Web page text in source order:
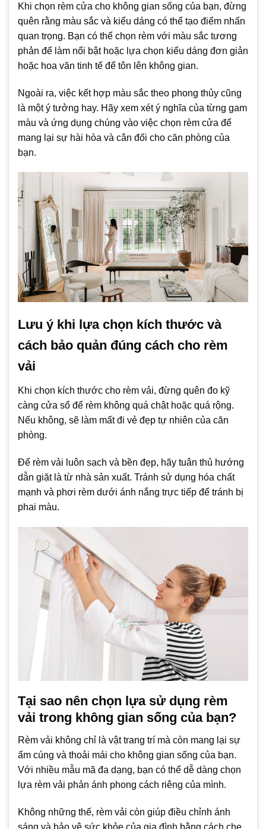
Khi chọn rèm cửa cho không gian sống của bạn, đừng
quên rằng màu sắc và kiểu dáng có thể tạo điểm nhấn
quan trọng. Bạn có thể chọn rèm với màu sắc tương
phản để làm nổi bật hoặc lựa chọn kiểu dáng đơn giản
hoặc hoa văn tinh tế để tôn lên không gian.
Ngoài ra, việc kết hợp màu sắc theo phong thủy cũng
là một ý tưởng hay. Hãy xem xét ý nghĩa của từng gam
màu và ứng dụng chúng vào việc chọn rèm cửa để
mang lại sự hài hòa và cân đối cho căn phòng của
bạn.
Lưu ý khi lựa chọn kích thước và
cách bảo quản đúng cách cho rèm
vải
Khi chọn kích thước cho rèm vải, đừng quên đo kỹ
càng cửa sổ để rèm không quá chật hoặc quá rộng.
Nếu không, sẽ làm mất đi vẻ đẹp tự nhiên của căn
phòng.
Để rèm vải luôn sạch và bền đẹp, hãy tuân thủ hướng
dẫn giặt là từ nhà sản xuất. Tránh sử dụng hóa chất
mạnh và phơi rèm dưới ánh nắng trực tiếp để tránh bị
phai màu.
Tại sao nên chọn lựa sử dụng rèm
vải trong không gian sống của bạn?
Rèm vải không chỉ là vật trang trí mà còn mang lại sự
ấm cúng và thoải mái cho không gian sống của bạn.
Với nhiều mẫu mã đa dạng, bạn có thể dễ dàng chọn
lựa rèm vải phản ánh phong cách riêng của mình.
Không những thế, rèm vải còn giúp điều chỉnh ánh